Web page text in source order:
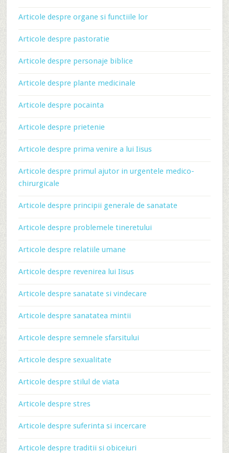
Articole despre organe si functiile lor
Articole despre pastoratie
Articole despre personaje biblice
Articole despre plante medicinale
Articole despre pocainta
Articole despre prietenie
Articole despre prima venire a lui Iisus
Articole despre primul ajutor in urgentele medico-
chirurgicale
Articole despre principii generale de sanatate
Articole despre problemele tineretului
Articole despre relatiile umane
Articole despre revenirea lui Iisus
Articole despre sanatate si vindecare
Articole despre sanatatea mintii
Articole despre semnele sfarsitului
Articole despre sexualitate
Articole despre stilul de viata
Articole despre stres
Articole despre suferinta si incercare
Articole despre traditii si obiceiuri